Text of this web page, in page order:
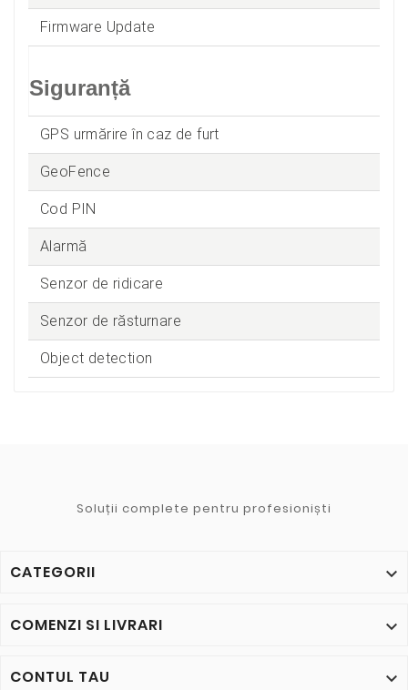
Firmware Update
Siguranță
GPS urmărire în caz de furt
GeoFence
Cod PIN
Alarmă
Senzor de ridicare
Senzor de răsturnare
Object detection
Soluții complete pentru profesioniști
CATEGORII 
COMENZI SI LIVRARI 
CONTUL TAU 